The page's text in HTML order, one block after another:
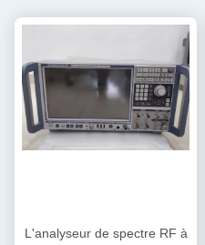
L'analyseur de spectre RF à